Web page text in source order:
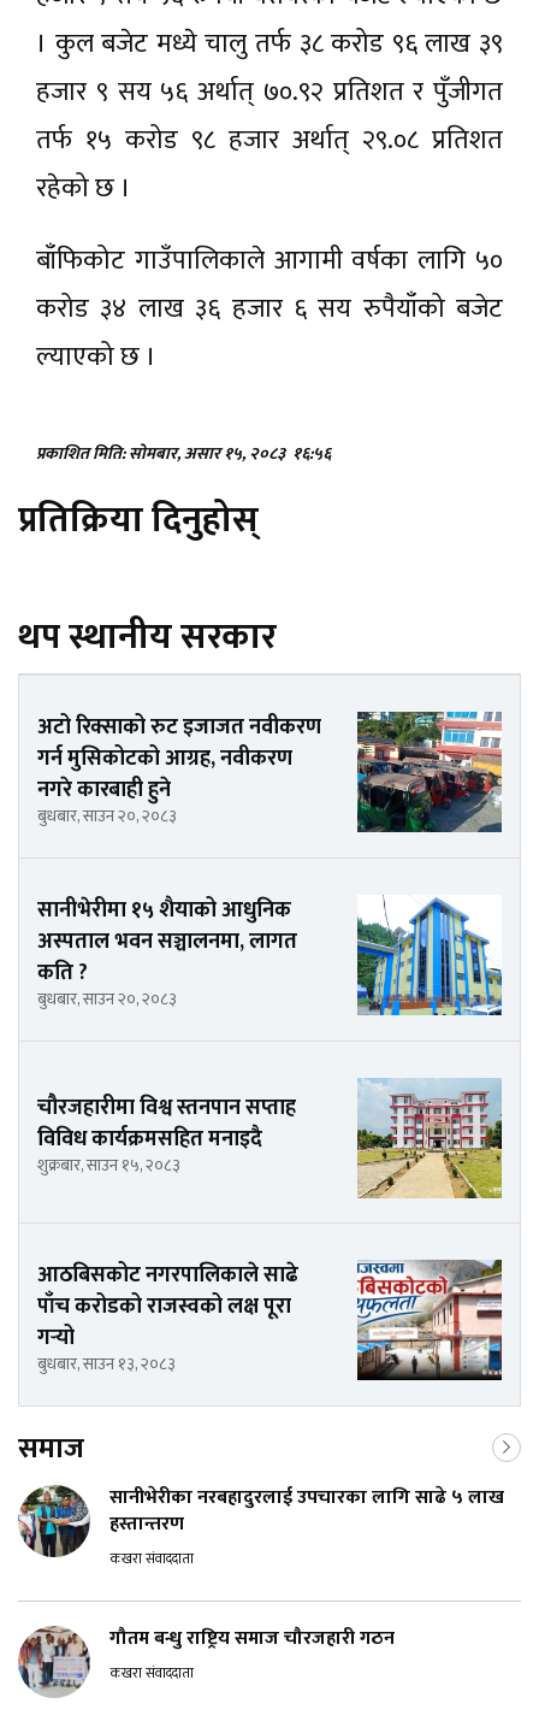
। कुल बजेट मध्ये चालु तर्फ ३८ करोड ९६ लाख ३९
हजार ९ सय ५६ अर्थात् ७०.९२ प्रतिशत र पुँजीगत
तर्फ १५ करोड ९८ हजार अर्थात् २९.०८ प्रतिशत
रहेको छ ।
बाँफिकोट गाउँपालिकाले आगामी वर्षका लागि ५०
करोड ३४ लाख ३६ हजार ६ सय रुपैयाँको बजेट
ल्याएको छ ।
प्रकाशित मिति: सोमबार, असार १५, २०८३ १६:५६
प्रतिक्रिया दिनुहोस्
थप स्थानीय सरकार
अटो रिक्साको रुट इजाजत नवीकरण
गर्न मुसिकोटको आग्रह, नवीकरण
नगरे कारबाही हुने
बुधबार, साउन २०, २०८३
सानीभेरीमा १५ शैयाको आधुनिक
अस्पताल भवन सञ्चालनमा, लागत
कति ?
बुधबार, साउन २०, २०८३
चौरजहारीमा विश्व स्तनपान सप्ताह
विविध कार्यक्रमसहित मनाइदै
शुक्रबार, साउन १५, २०८३
आठबिसकोट नगरपालिकाले साढे
पाँच करोडको राजस्वको लक्ष पूरा
गर्‍यो
बुधबार, साउन १३, २०८३
समाज
सानीभेरीका नरबहादुरलाई उपचारका लागि साढे ५ लाख
हस्तान्तरण
कखरा संवाददाता
गौतम बन्धु राष्ट्रिय समाज चौरजहारी गठन
कखरा संवाददाता